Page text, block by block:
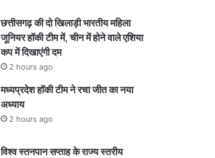
छत्तीसगढ़ की दो खिलाड़ी भारतीय महिला
जूनियर हॉकी टीम में, चीन में होने वाले एशिया
कप में दिखाएंगी दम
2 hours ago
मध्यप्रदेश हॉकी टीम ने रचा जीत का नया
अध्याय
2 hours ago
विश्व स्तनपान सप्ताह के राज्य स्तरीय